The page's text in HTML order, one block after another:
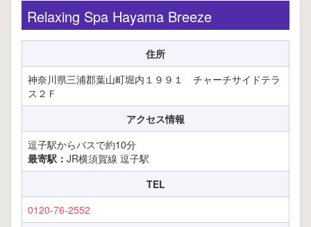
Relaxing Spa Hayama Breeze
住所
神奈川県三浦郡葉山町堀内１９９１ チャーチサイドテラ
ス２Ｆ
アクセス情報
逗子駅からバスで約10分
最寄駅： JR横須賀線 逗子駅
TEL
0120-76-2552